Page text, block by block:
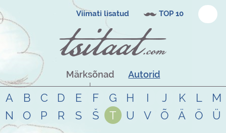
Viimati lisatud TOP 10
Märksõnad Autorid
A B C D E F G H I J K L
M
N
O P R S Š T U V Õ Ä Ö Ü